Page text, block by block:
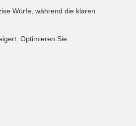
Würfe, während die klaren
Optimieren Sie